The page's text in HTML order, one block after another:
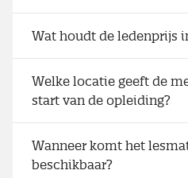
Wat houdt de ledenprijs
Welke locatie geeft de
start van de opleiding?
Wanneer komt het
beschikbaar?